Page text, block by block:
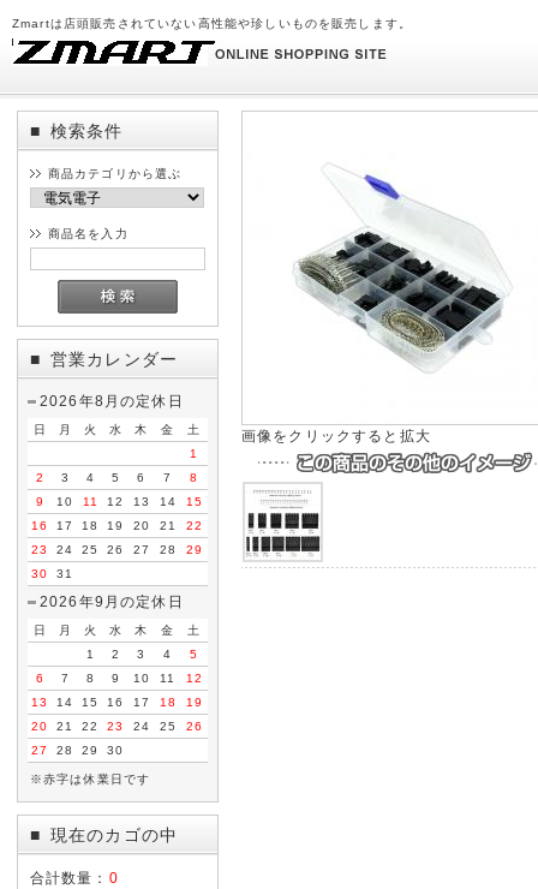
Zmartは店頭販売されていない高性能や珍しいものを販売します。
■ 検索条件
商品カテゴリから選ぶ
商品名を入力
■ 営業カレンダー
2026年8月の定休日
日 月 火 水 木 金
土
1
2
3 4 5 6 7
8
9
10 11 12 13 14
15
16
17 18 19 20 21
22
23
24 25 26 27 28
29
30
31
2026年9月の定休日
日 月 火 水 木 金
土
1
2 3 4
5
6
7 8 9 10 11
12
13
14 15 16 17 18
19
20
21 22 23 24 25
26
27
28 29 30
※赤字は休業日です
■ 現在のカゴの中
合計数量： 0
画像をクリックすると拡大